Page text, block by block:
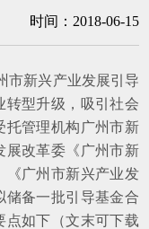
时间：2018-06-15
新兴产业发展引导
转型升级，吸引社会
托管理机构广州市新
展改革委《广州市新
《广州市新兴产业发
储备一批引导基金合
点如下（文末可下载